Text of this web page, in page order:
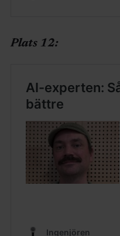
Plats 12: